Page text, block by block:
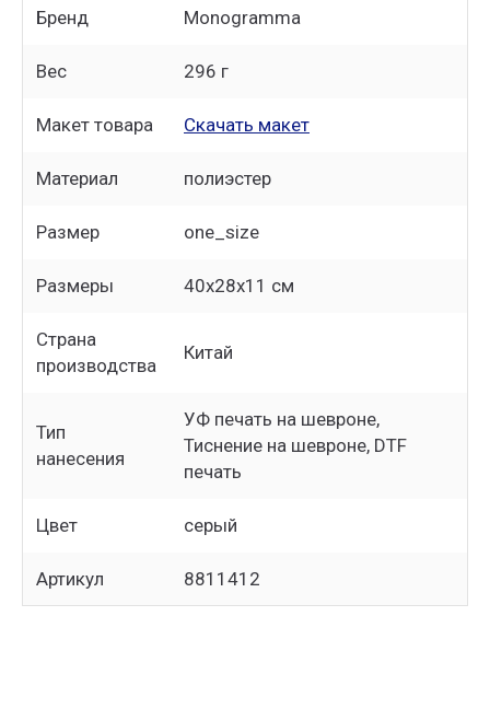
Бренд Monogramma
Вес 296 г
Макет товара Скачать макет
Материал полиэстер
Размер one_size
Размеры 40х28х11 см
Страна
производства
Китай
Тип
нанесения
УФ печать на шевроне,
Тиснение на шевроне, DTF
печать
Цвет серый
Артикул 8811412